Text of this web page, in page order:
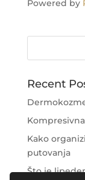
Powered by
Recent
Kako
putovanja
Što je